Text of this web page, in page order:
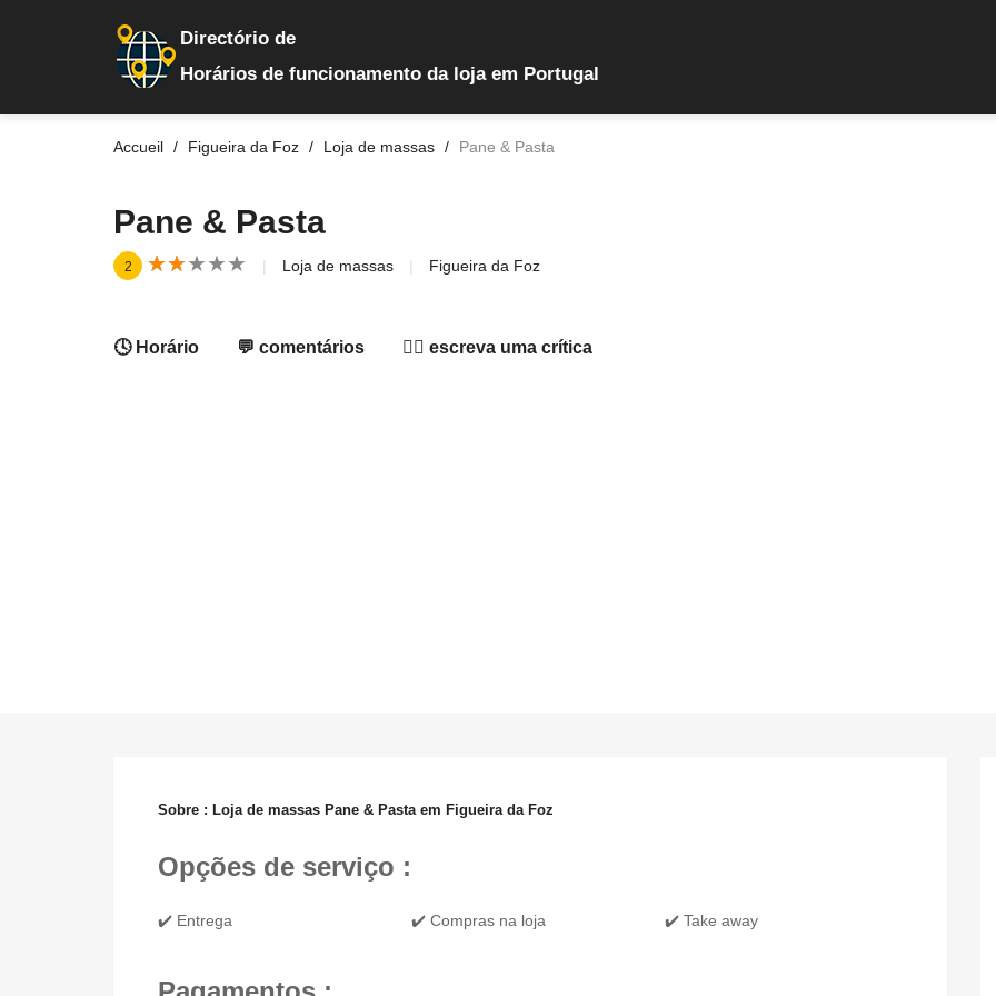
Directório de
Horários de funcionamento da loja em Portugal
Accueil Figueira da Foz Loja de massas Pane & Pasta
Pane & Pasta
2 ★★★★★
★★★★★ Loja de massas Figueira da Foz
🕓 Horário 💬 comentários ✍🏻 escreva uma crítica
Sobre : Loja de massas Pane & Pasta em Figueira da Foz
Opções de serviço :
✔️ Entrega ✔️ Compras na loja ✔️ Take away